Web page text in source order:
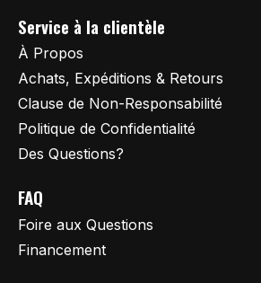
Service à la clientèle
À Propos
Achats, Expéditions & Retours
Clause de Non-Responsabilité
Politique de Confidentialité
Des Questions?
FAQ
Foire aux Questions
Financement